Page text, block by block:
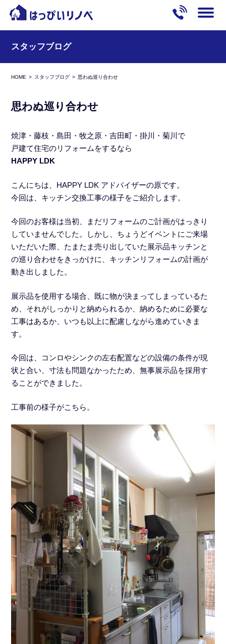
スタッフブログ
HOME スタッフブログ 思わぬ巡り合わせ
思わぬ巡り合わせ
焼津・藤枝・島田・牧之原・吉田町・掛川・菊川で
戸建て住宅のリフォームをするなら
HAPPY LDK
こんにちは、HAPPY LDK アドバイザーの原です。
今回は、キッチン交換工事の様子をご紹介します。
今回のお客様は当初、まだリフォームのご計画がはっきり
していませんでした。しかし、ちょうどイベントにご来場
いただいた際、たまたま売り出していた展示品キッチンと
の巡り合わせをきっかけに、キッチンリフォームの計画が
動き出しました。
展示品を使用する場合、既に物が決まってしまっているた
め、それがしっかりと納められるか、納めるために必要な
工事はあるか、いつも以上に配慮しながら進めていきま
す。
今回は、コンロやシンクの左右配置などの設備の条件が現
状と合い、寸法も問題なかったため、無事展示品を採用す
ることができました。
工事前の様子がこちら。